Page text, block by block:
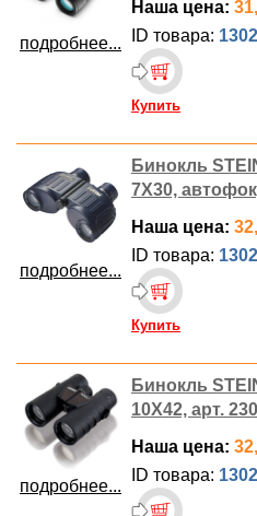
подробнее...
Наша цена:
ID товара:
Купить
подробнее...
Бинокль
7X30,
Наша цена:
ID товара:
Купить
подробнее...
Бинокль
10X42, арт.
Наша цена:
ID товара: